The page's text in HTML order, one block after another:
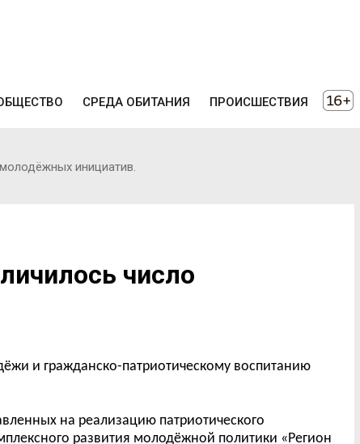
СРЕДА ОБИТАНИЯ ПРОИСШЕСТВИЯ
инициатив.
число
ёжи и гражданско-патриотическому воспитанию
на реализацию патриотического
развития молодёжной политики «Регион